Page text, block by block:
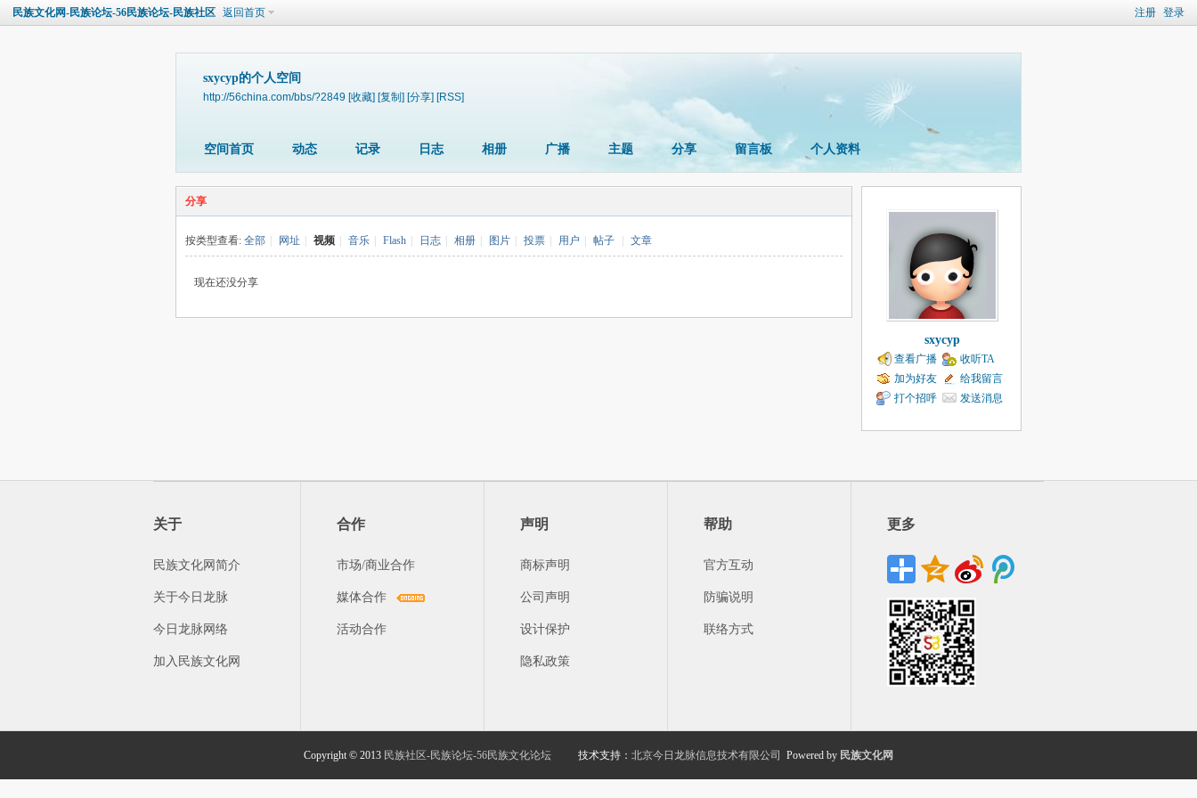
注册 登录
民族文化网-民族论坛-56民族论坛-民族社区 返回首页
sxycyp的个人空间
http://56china.com/bbs/?2849 [收藏] [复制] [分享] [RSS]
空间首页 动态 记录 日志 相册 广播 主题 分享 留言板 个人资料
分享
按类型查看: 全部 网址 视频 音乐 Flash 日志 相册 图片 投票 用户 帖子 文章
现在还没分享
sxycyp
查看广播
收听TA
加为好友
给我留言
打个招呼
发送消息
关于
民族文化网简介
关于今日龙脉
今日龙脉网络
加入民族文化网
合作
市场/商业合作
媒体合作
活动合作
声明
商标声明
公司声明
设计保护
隐私政策
帮助
官方互动
防骗说明
联络方式
更多
Copyright © 2013 民族社区-民族论坛-56民族文化论坛 技术支持： 北京今日龙脉信息技术有限公司 Powered by 民族文化网